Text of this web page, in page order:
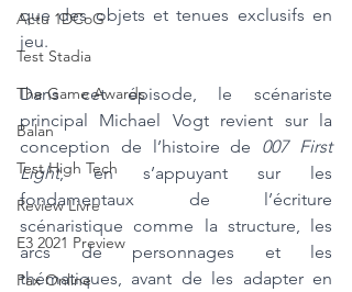
Actu 1DCoG
Test Stadia
The Game Awards
Balan
Test High Tech
Review Livre
E3 2021 Preview
Pax Online
que des objets et tenues exclusifs en
jeu.
Dans cet épisode, le scénariste
principal Michael Vogt revient sur la
conception de l’histoire de 007 First
Light, en s’appuyant sur les
fondamentaux de l’écriture
scénaristique comme la structure, les
arcs de personnages et les
thématiques, avant de les adapter en